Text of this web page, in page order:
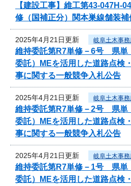
【建設工事】維工第43-047H-
修（国補正分）関本巣線舗装補
2025年4月21日更新 岐阜土木事
維持委託第R7単修－6号 県
委託）MEを活用した道路点検
事に関する一般競争入札公告
2025年4月21日更新 岐阜土木事
維持委託第R7単修－2号 県
委託）MEを活用した道路点検
事に関する一般競争入札公告
2025年4月21日更新 岐阜土木事
維持委託第R7単修－1号 県
委託）MEを活用した道路点検